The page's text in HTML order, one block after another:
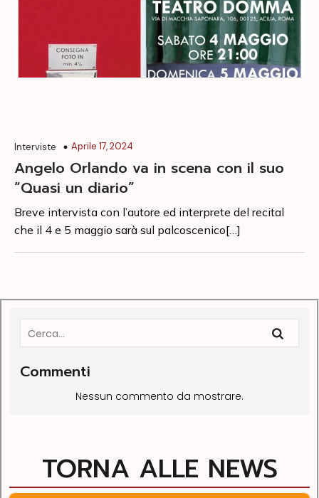
Interviste Aprile 17, 2024
Angelo Orlando va in scena con il suo
“Quasi un diario”
Breve intervista con l’autore ed interprete del recital
che il 4 e 5 maggio sarà sul palcoscenico[…]
Commenti
Nessun commento da mostrare.
TORNA ALLE NEWS